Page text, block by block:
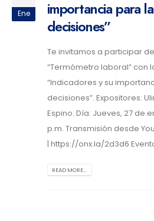
Ene
importancia para
decisiones”
Te invitamos a participar
“Termómetro laboral” con
“Indicadores y su
decisiones”. Expositores:
Espino. Día: Jueves, 27 de
p.m. Transmisión desde
| https://onx.la/2d3d6
READ MORE...